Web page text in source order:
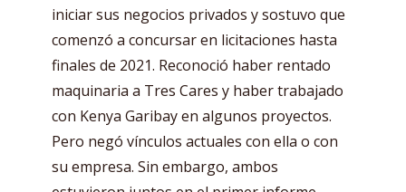
iniciar sus negocios privados y sostuvo que
comenzó a concursar en licitaciones hasta
finales de 2021. Reconoció haber rentado
maquinaria a Tres Cares y haber trabajado
con Kenya Garibay en algunos proyectos.
Pero negó vínculos actuales con ella o con
su empresa. Sin embargo, ambos